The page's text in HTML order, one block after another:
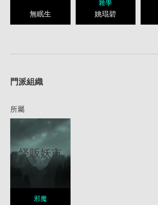
無眠生
雜學
姚琨碧
門派組織
所屬
怪販妖市
邪魔